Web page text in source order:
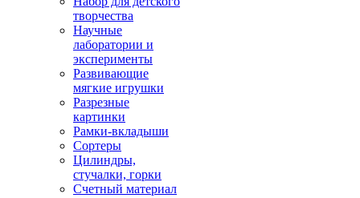
творчества
Научные
лаборатории и
эксперименты
Развивающие
мягкие игрушки
Разрезные
картинки
Рамки-вкладыши
Сортеры
Цилиндры,
стучалки, горки
Счетный материал